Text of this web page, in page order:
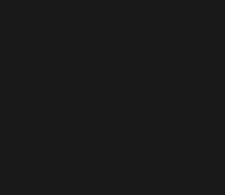
nueva ventana)